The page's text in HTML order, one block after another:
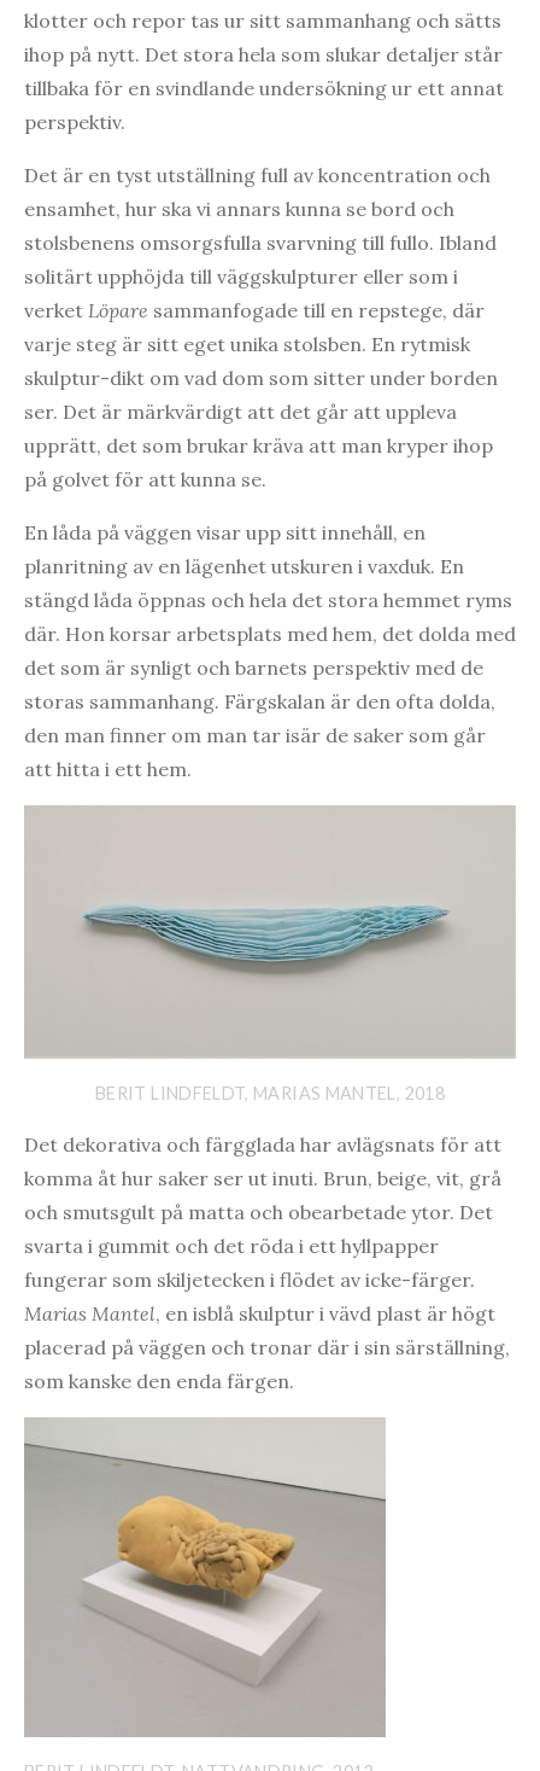
klotter och repor tas ur sitt sammanhang och sätts
ihop på nytt. Det stora hela som slukar detaljer står
tillbaka för en svindlande undersökning ur ett annat
perspektiv.
Det är en tyst utställning full av koncentration och
ensamhet, hur ska vi annars kunna se bord och
stolsbenens omsorgsfulla svarvning till fullo. Ibland
solitärt upphöjda till väggskulpturer eller som i
verket Löpare sammanfogade till en repstege, där
varje steg är sitt eget unika stolsben. En rytmisk
skulptur-dikt om vad dom som sitter under borden
ser. Det är märkvärdigt att det går att uppleva
upprätt, det som brukar kräva att man kryper ihop
på golvet för att kunna se.
En låda på väggen visar upp sitt innehåll, en
planritning av en lägenhet utskuren i vaxduk. En
stängd låda öppnas och hela det stora hemmet ryms
där. Hon korsar arbetsplats med hem, det dolda med
det som är synligt och barnets perspektiv med de
storas sammanhang. Färgskalan är den ofta dolda,
den man finner om man tar isär de saker som går
att hitta i ett hem.
BERIT LINDFELDT, MARIAS MANTEL, 2018
Det dekorativa och färgglada har avlägsnats för att
komma åt hur saker ser ut inuti. Brun, beige, vit, grå
och smutsgult på matta och obearbetade ytor. Det
svarta i gummit och det röda i ett hyllpapper
fungerar som skiljetecken i flödet av icke-färger.
Marias Mantel, en isblå skulptur i vävd plast är högt
placerad på väggen och tronar där i sin särställning,
som kanske den enda färgen.